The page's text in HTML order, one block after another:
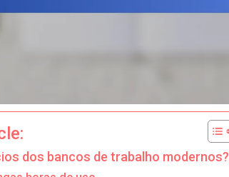
dos bancos de trabalho modernos?